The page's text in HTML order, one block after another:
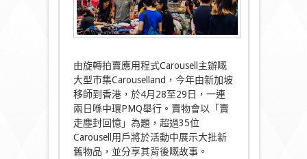
由旋轉拍賣應用程式Carousell主辦嘅
大型市集Carouselland，今年由新加坡
移師到香港，於4月28至29日，一連
兩日喺中環PMQ舉行。賣物會以「賣
走塵封回憶」為題，超過35位
Carousell用戶將於活動中展示大批新
舊物品，並分享其背後嘅故事。